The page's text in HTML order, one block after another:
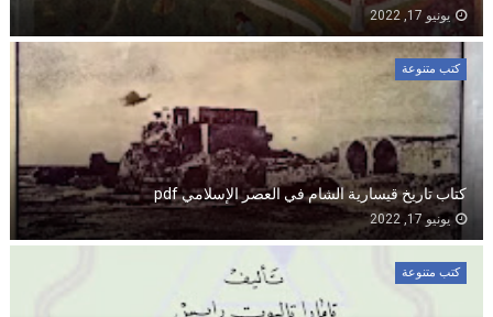
يونيو 17, 2022
كتب متنوعة
كتاب تاريخ قيسارية الشام في العصر الإسلامي pdf
يونيو 17, 2022
كتب متنوعة